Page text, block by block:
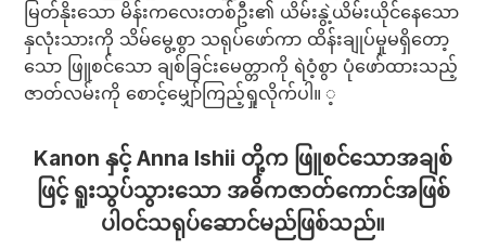
မြတ်နိုးသော မိန်းကလေးတစ်ဦး၏ ယိမ်းနွဲ့ယိမ်းယိုင်နေသော
နှလုံးသားကို သိမ်မွေ့စွာ သရုပ်ဖော်ကာ ထိန်းချုပ်မှုမရှိတော့
သော ဖြူစင်သော ချစ်ခြင်းမေတ္တာကို ရဲဝံ့စွာ ပုံဖော်ထားသည့်
ဇာတ်လမ်းကို စောင့်မျှော်ကြည့်ရှုလိုက်ပါ။ ့
Kanon နှင့် Anna Ishii တို့က ဖြူစင်သောအချစ်
ဖြင့် ရူးသွပ်သွားသော အဓိကဇာတ်ကောင်အဖြစ်
ပါဝင်သရုပ်ဆောင်မည်ဖြစ်သည်။